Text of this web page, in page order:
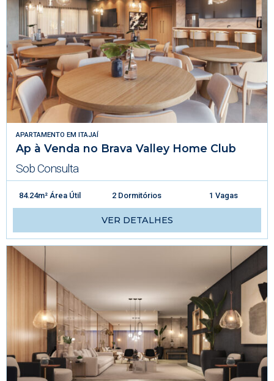
APARTAMENTO EM ITAJAÍ
Ap à Venda no Brava Valley Home Club
Sob Consulta
84.24m² Área Útil 2 Dormitórios 1 Vagas
VER DETALHES